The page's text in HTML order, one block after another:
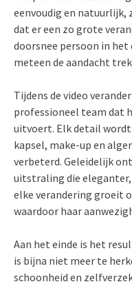
eenvoudig en natuurlijk,
dat er een zo grote
doorsnee persoon in
meteen de aandacht
Tijdens de video
professioneel team dat
uitvoert. Elk detail
kapsel, make-up en
verbeterd. Geleidelijk
uitstraling die
elke verandering groeit
waardoor haar
Aan het einde is het
is bijna niet meer te
schoonheid en